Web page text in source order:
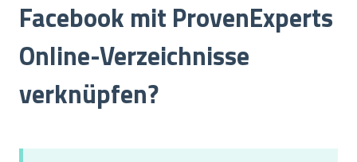
Facebook mit ProvenExperts
Online-Verzeichnisse
verknüpfen?